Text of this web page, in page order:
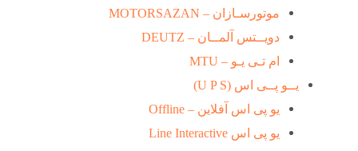
موتورسـازان – MOTORSAZAN
دویــتس آلمــان – DEUTZ
ام تـی یـو – MTU
یــو پــی اس (U P S)
یو پی اس آفلاین – Offline
یو پی اس Line Interactive